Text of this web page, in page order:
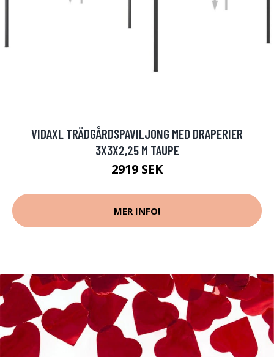
VIDAXL TRÄDGÅRDSPAVILJONG MED DRAPERIER
3X3X2,25 M TAUPE
2919 SEK
MER INFO!